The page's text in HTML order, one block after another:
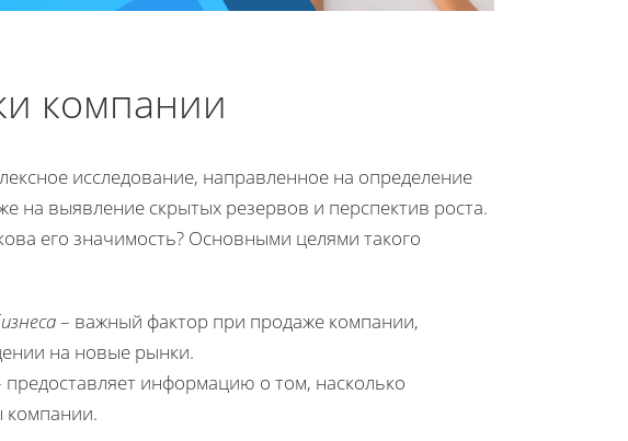
компании
исследование, направленное на определение
на выявление скрытых резервов и перспектив роста.
его значимость? Основными целями такого
– важный фактор при продаже компании,
на новые рынки.
предоставляет информацию о том, насколько
компании.